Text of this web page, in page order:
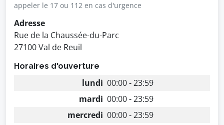
appeler le 17 ou 112 en cas d'urgence
Adresse
Rue de la Chaussée-du-Parc
27100 Val de Reuil
Horaires d'ouverture
lundi 00:00 - 23:59
mardi 00:00 - 23:59
mercredi 00:00 - 23:59